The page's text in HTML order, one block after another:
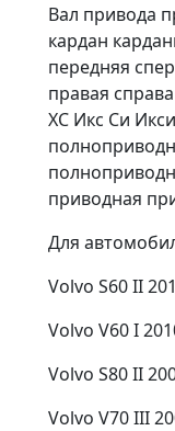
Вал привода
кардан
передняя
правая
ХС Икс Си
приводная
Для
Volvo S60 II
Volvo V60 I
Volvo S80 II
Volvo V70 III